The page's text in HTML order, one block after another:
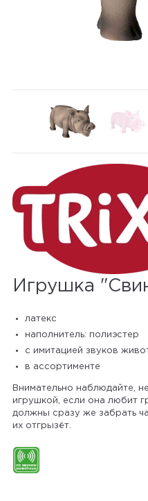
Игрушка
латекс
наполнитель: полиэстер
с имитацией звуков
в ассортименте
Внимательно наблюдайте,
игрушкой, если она любит
должны сразу же забрать
их отгрызёт.